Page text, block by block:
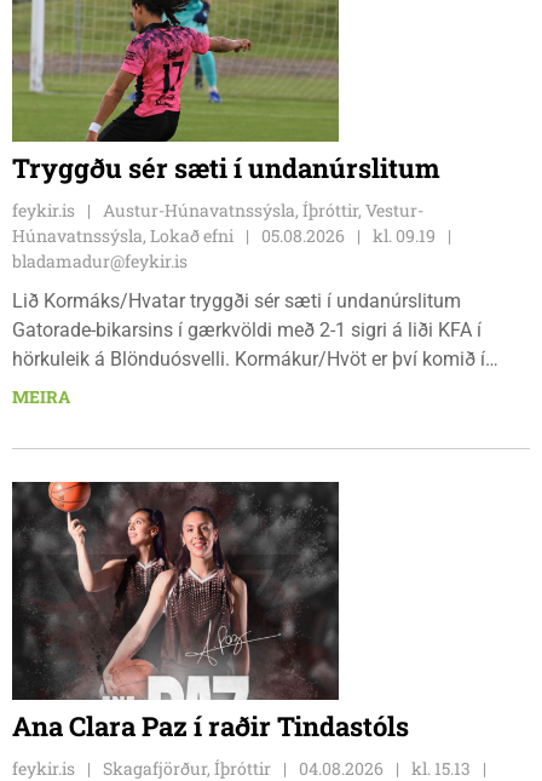
Tryggðu sér sæti í undanúrslitum
feykir.is
Austur-Húnavatnssýsla, Íþróttir, Vestur-
Húnavatnssýsla, Lokað efni
05.08.2026
kl. 09.19
bladamadur@feykir.is
Lið Kormáks/Hvatar tryggði sér sæti í undanúrslitum
Gatorade-bikarsins í gærkvöldi með 2-1 sigri á liði KFA í
hörkuleik á Blönduósvelli. Kormákur/Hvöt er því komið í
undanúrslitin annað árið í röð, en ásamt þeim verða
verður.
MEIRA
Ana Clara Paz í raðir Tindastóls
feykir.is Skagafjörður, Íþróttir 04.08.2026
kl. 15.13